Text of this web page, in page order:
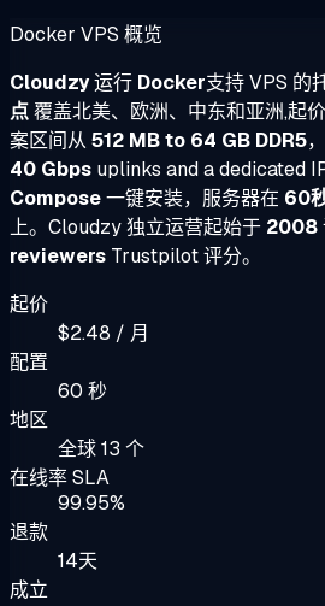
Docker VPS 概览
Cloudzy运行 Docker支持 VPS 的
点覆盖北美、欧洲、中东和亚洲,起价
案区间从 512 MB to 64 GB DDR5
40 Gbps uplinks and a dedicated
Compose一键安装，服务器在 60
上。Cloudzy 独立运营起始于 2008
reviewers Trustpilot 评分。
起价
$2.48 / 月
配置
60 秒
地区
全球 13 个
在线率 SLA
99.95%
退款
14天
成立